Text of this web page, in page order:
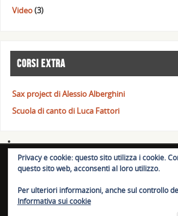
Video(3)
CORSI EXTRA
Sax project di Alessio Alberghini
Scuola di canto di Luca Fattori
© BassLab.it 2023. BassLab.it è un marchio
POWERED BY
Privacy e cookie: questo sito utilizza i cookie.
questo sito web, acconsenti al loro utilizzo.
Per ulteriori informazioni, anche sul controllo
Informativa sui cookie